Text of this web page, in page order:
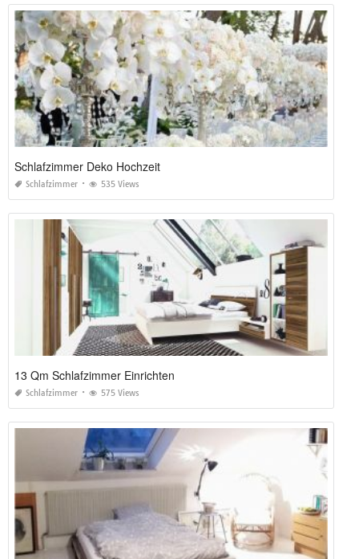
Schlafzimmer Deko Hochzeit
Schlafzimmer 535 Views
13 Qm Schlafzimmer Einrichten
Schlafzimmer 575 Views